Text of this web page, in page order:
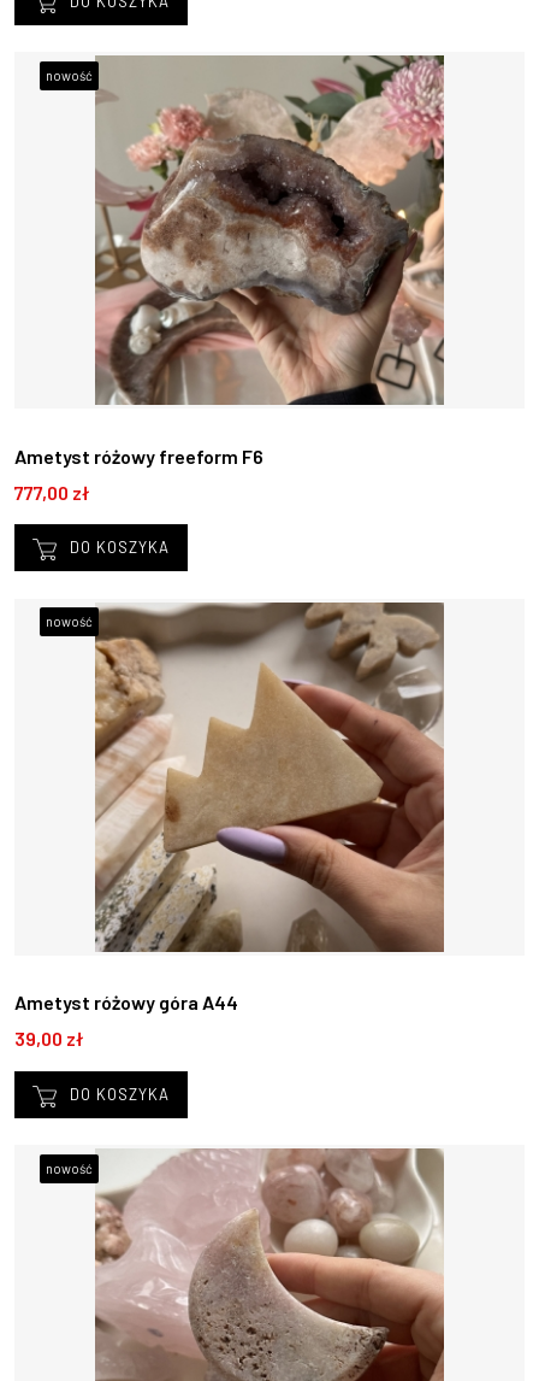
Ametyst różowy freeform F6
777,00 zł
DO KOSZYKA
nowość
Ametyst różowy góra A44
39,00 zł
DO KOSZYKA
nowość
nowość